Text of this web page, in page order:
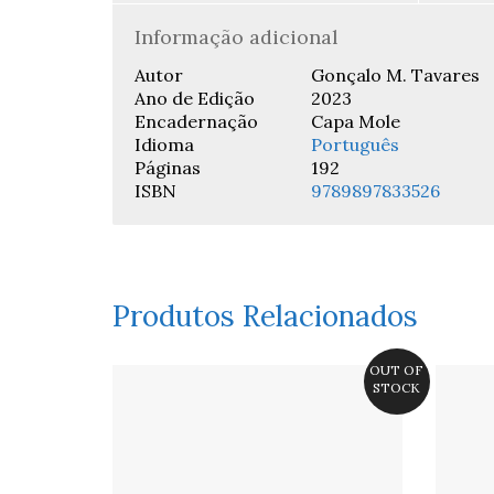
Informação adicional
Autor
Gonçalo M. Tavares
Ano de Edição
2023
Encadernação
Capa Mole
Idioma
Português
Páginas
192
ISBN
9789897833526
Produtos Relacionados
OUT OF
STOCK